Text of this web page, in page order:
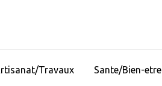
Travaux Sante/Bien-etre